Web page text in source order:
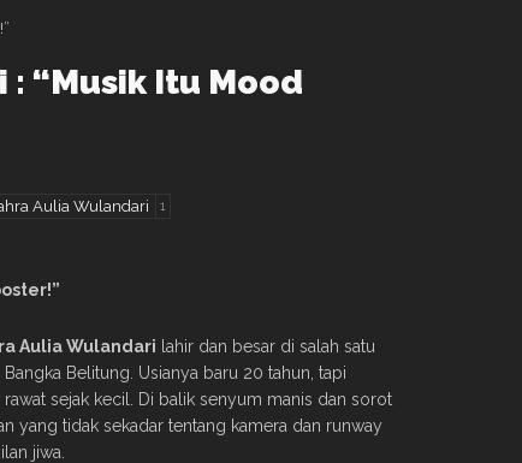
“Musik Itu Mood
Aulia Wulandari 1
Aulia Wulandari lahir dan besar di salah satu
Belitung. Usianya baru 20 tahun, tapi
sejak kecil. Di balik senyum manis dan sorot
yang tidak sekadar tentang kamera dan runway
jiwa.